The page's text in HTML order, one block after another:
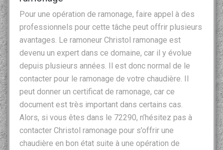
Pour une opération de ramonage, faire appel à des
professionnels pour cette tâche peut offrir plusieurs
avantages. Le ramoneur Christol ramonage est
devenu un expert dans ce domaine, car il y évolue
depuis plusieurs années. Il est donc normal de le
contacter pour le ramonage de votre chaudière. Il
peut donner un certificat de ramonage, car ce
document est très important dans certains cas.
Alors, si vous êtes dans le 72290, n’hésitez pas à
contacter Christol ramonage pour s’offrir une
chaudière en bon état suite à une opération de